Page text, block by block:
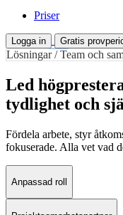
Priser
Logga in Gratis
Lösningar / Team och
Led
tydlighet och
Fördela arbete, styr
fokuserade. Alla vet vad
Anpassad roll